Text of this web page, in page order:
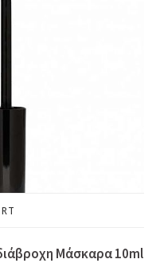
Μάσκαρα 10ml